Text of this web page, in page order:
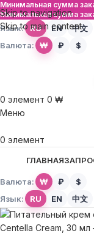
Skip to navigation
Skip to main content
Минимальная сумма
Минимальная сумма
Язык: RU EN
中文
Валюта:
₩ ₽ $
0 элемент 0 ₩
Меню
0 элемент
ГЛАВНАЯ
Валюта: ₩ ₽
$
Язык:
RU EN 中文